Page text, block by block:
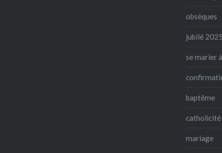
obsèques
jubilé 2025
se marier
baptême
catholicité
mariage